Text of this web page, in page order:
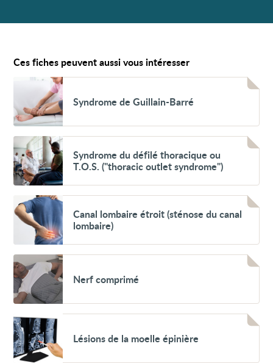
Ces fiches peuvent aussi vous intéresser
Syndrome
Guillain-
Barré
Syndrome de Guillain-Barré
Voir
Syndrome
du
défilé
thoracique
T.O.S.
("thoracic
outlet
syndrome")
Syndrome du défilé thoracique ou
T.O.S. ("thoracic outlet syndrome")
Voir
Canal
lombaire
étroit
(sténose
canal
lombaire)
Canal lombaire étroit (sténose du canal
lombaire)
Voir
Nerf
comprimé
Nerf comprimé
Voir
Lésions
de
la
moelle
Lésions de la moelle épinière